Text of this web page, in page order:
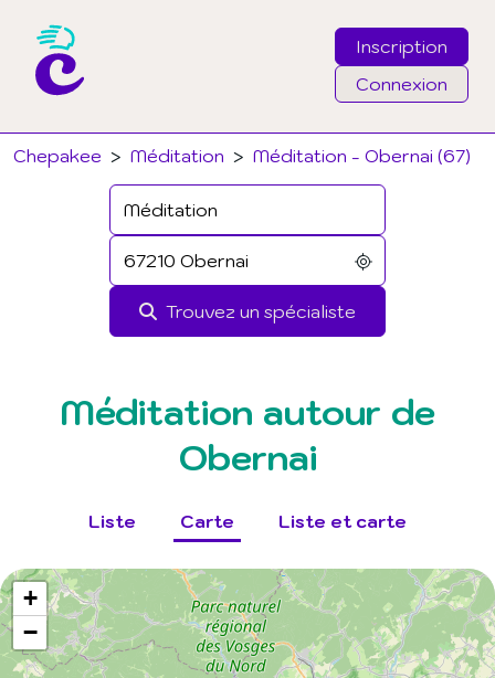
Inscription
Connexion
Chepakee > Méditation > Méditation - Obernai (67)
Trouvez un spécialiste
Email
Mot de passe
J'ai oublié mon mot de passe
Connexion
Méditation autour de
Obernai
Liste Carte Liste et carte
+
−